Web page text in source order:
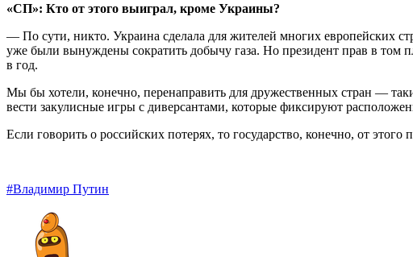
«СП»: Кто от этого выиграл, кроме Украины?
— По сути, никто. Украина сделала для жителей многих европейских
уже были вынуждены сократить добычу газа. Но президент прав в том
в год.
Мы бы хотели, конечно, перенаправить для дружественных стран —
вести закулисные игры с диверсантами, которые фиксируют
Если говорить о российских потерях, то государство, конечно, от
#Владимир Путин